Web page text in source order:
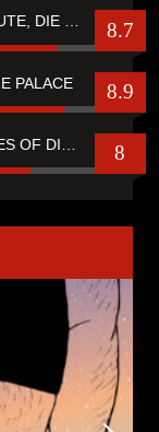
REVIEW: SOKO LINX – „PUNK FÜR LEUTE, DIE PUNK HASZEN“ 8.7
PALACE 8.9
8